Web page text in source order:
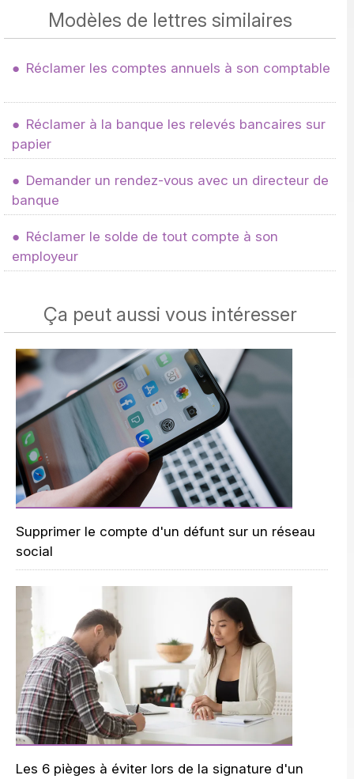
Modèles de lettres similaires
Réclamer les comptes annuels à son comptable
Réclamer à la banque les relevés bancaires sur
papier
Demander un rendez-vous avec un directeur de
banque
Réclamer le solde de tout compte à son
employeur
Ça peut aussi vous intéresser
Supprimer le compte d'un défunt sur un réseau
social
Les 6 pièges à éviter lors de la signature d'un